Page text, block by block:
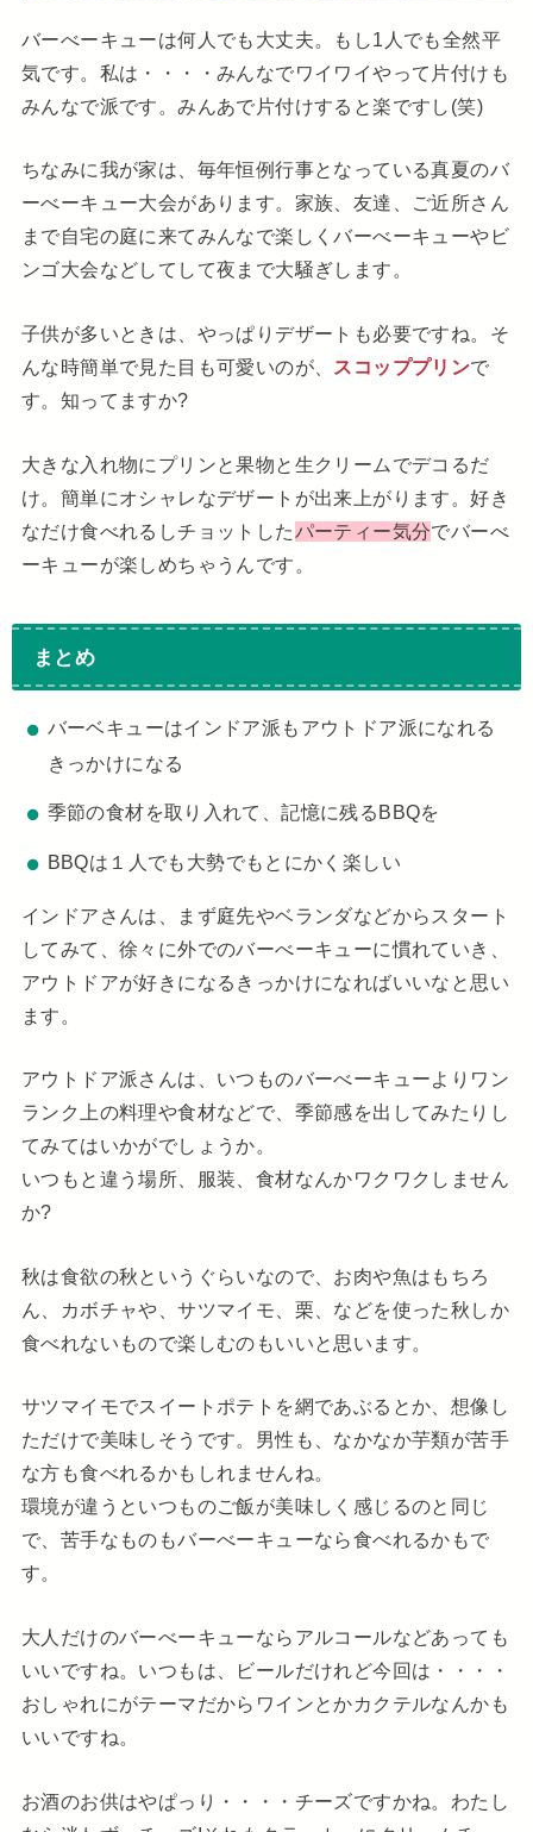
バーべーキューは何人でも大丈夫。もし1人でも全然平
気です。私は・・・・みんなでワイワイやって片付けも
みんなで派です。みんあで片付けすると楽ですし(笑)
ちなみに我が家は、毎年恒例行事となっている真夏のバ
ーべーキュー大会があります。家族、友達、ご近所さん
まで自宅の庭に来てみんなで楽しくバーべーキューやビ
ンゴ大会などしてして夜まで大騒ぎします。
子供が多いときは、やっぱりデザートも必要ですね。そ
んな時簡単で見た目も可愛いのが、 スコッププリンで
す。知ってますか?
大きな入れ物にプリンと果物と生クリームでデコるだ
け。簡単にオシャレなデザートが出来上がります。好き
なだけ食べれるしチョットしたパーティー気分でバーべ
ーキューが楽しめちゃうんです。
まとめ
バーベキューはインドア派もアウトドア派になれる
きっかけになる
季節の食材を取り入れて、記憶に残るBBQを
BBQは１人でも大勢でもとにかく楽しい
インドアさんは、まず庭先やベランダなどからスタート
してみて、徐々に外でのバーべーキューに慣れていき、
アウトドアが好きになるきっかけになればいいなと思い
ます。
アウトドア派さんは、いつものバーべーキューよりワン
ランク上の料理や食材などで、季節感を出してみたりし
てみてはいかがでしょうか。
いつもと違う場所、服装、食材なんかワクワクしません
か?
秋は食欲の秋というぐらいなので、お肉や魚はもちろ
ん、カボチャや、サツマイモ、栗、などを使った秋しか
食べれないもので楽しむのもいいと思います。
サツマイモでスイートポテトを網であぶるとか、想像し
ただけで美味しそうです。男性も、なかなか芋類が苦手
な方も食べれるかもしれませんね。
環境が違うといつものご飯が美味しく感じるのと同じ
で、苦手なものもバーべーキューなら食べれるかもで
す。
大人だけのバーべーキューならアルコールなどあっても
いいですね。いつもは、ビールだけれど今回は・・・・
おしゃれにがテーマだからワインとかカクテルなんかも
いいですね。
お酒のお供はやぱっり・・・・チーズですかね。わたし